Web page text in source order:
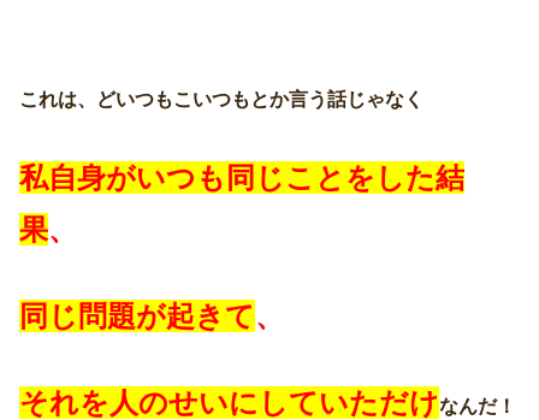
これは、どいつもこいつもとか言う話じゃなく
私自身がいつも同じことをした結
果、
同じ問題が起きて、
それを人のせいにしていただけなんだ！